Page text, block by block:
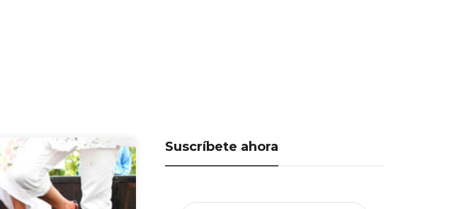
Suscríbete ahora